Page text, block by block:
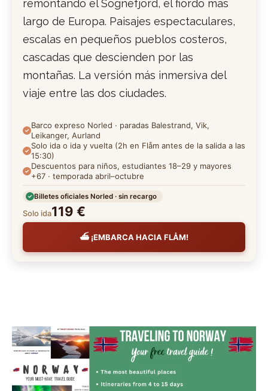
remontando el Sognefjord, el fiordo más
largo de Europa. Paisajes espectaculares,
escalas en pequeños pueblos costeros,
cascadas que descienden por las
montañas. La versión más inmersiva del
viaje entre las dos ciudades.
Barco expreso Norled · paradas Balestrand, Vik,
Leikanger, Aurland
Solo ida o ida y vuelta (2h en Flåm antes de la salida a las
15:30)
Descuentos para niños, estudiantes 18–29 y mayores
+67 · temporada abril–octubre
Billetes oficiales Norled · sin recargo
Solo ida119 €
⛴️ ¡EMBARCA HACIA FLÅM!